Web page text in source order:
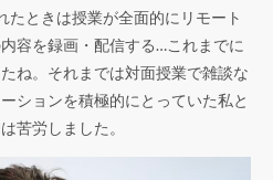
たときは授業が全面的にリモート
容を録画・配信する…これまでに
ね。それまでは対面授業で雑談な
ションを積極的にとっていた私と
苦労しました。